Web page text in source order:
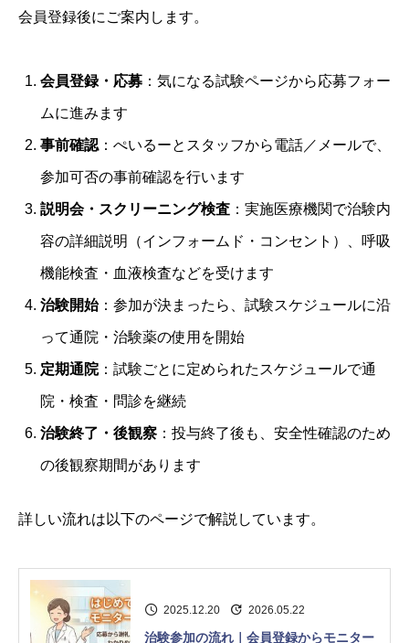
会員登録後にご案内します。
会員登録・応募 ：気になる試験ページから応募フォー
ムに進みます
事前確認 ：ぺいるーとスタッフから電話／メールで、
参加可否の事前確認を行います
説明会・スクリーニング検査 ：実施医療機関で治験内
容の詳細説明（インフォームド・コンセント）、呼吸
機能検査・血液検査などを受けます
治験開始：参加が決まったら、試験スケジュールに沿
って通院・治験薬の使用を開始
定期通院：試験ごとに定められたスケジュールで通
院・検査・問診を継続
治験終了・後観察 ：投与終了後も、安全性確認のため
の後観察期間があります
詳しい流れは以下のページで解説しています。
2025.12.20 2026.05.22
治験参加の流れ｜会員登録からモニター